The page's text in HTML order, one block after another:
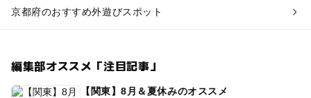
京都府のおすすめ外遊びスポット
編集部オススメ「注目記事」
【関東】8月＆夏休みのオススメ